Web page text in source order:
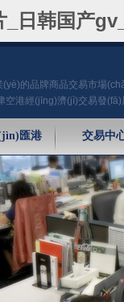
日韩国产
(yè)的品牌商品交易市場
空港經(jīng)濟(jì)交易發(fā)
匯港 交易中